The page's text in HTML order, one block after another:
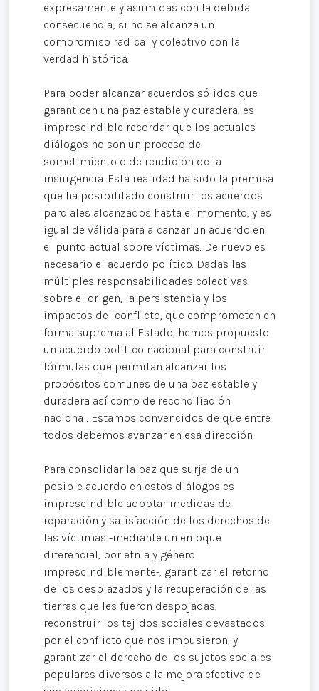
expresamente y asumidas con la debida
consecuencia; si no se alcanza un
compromiso radical y colectivo con la
verdad histórica.
Para poder alcanzar acuerdos sólidos que
garanticen una paz estable y duradera, es
imprescindible recordar que los actuales
diálogos no son un proceso de
sometimiento o de rendición de la
insurgencia. Esta realidad ha sido la premisa
que ha posibilitado construir los acuerdos
parciales alcanzados hasta el momento, y es
igual de válida para alcanzar un acuerdo en
el punto actual sobre víctimas. De nuevo es
necesario el acuerdo político. Dadas las
múltiples responsabilidades colectivas
sobre el origen, la persistencia y los
impactos del conflicto, que comprometen en
forma suprema al Estado, hemos propuesto
un acuerdo político nacional para construir
fórmulas que permitan alcanzar los
propósitos comunes de una paz estable y
duradera así como de reconciliación
nacional. Estamos convencidos de que entre
todos debemos avanzar en esa dirección.
Para consolidar la paz que surja de un
posible acuerdo en estos diálogos es
imprescindible adoptar medidas de
reparación y satisfacción de los derechos de
las víctimas -mediante un enfoque
diferencial, por etnia y género
imprescindiblemente-, garantizar el retorno
de los desplazados y la recuperación de las
tierras que les fueron despojadas,
reconstruir los tejidos sociales devastados
por el conflicto que nos impusieron, y
garantizar el derecho de los sujetos sociales
populares diversos a la mejora efectiva de